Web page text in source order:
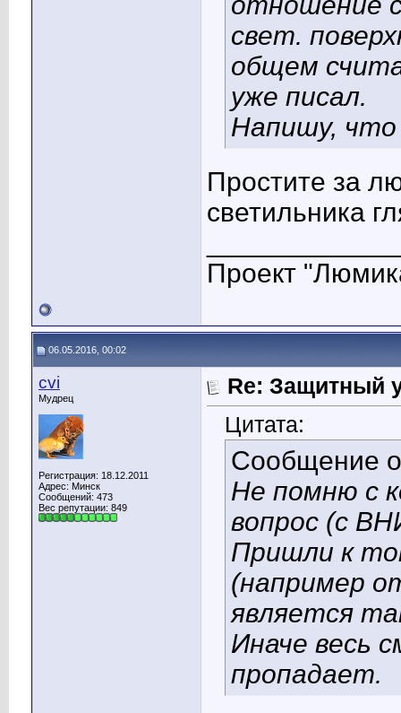
свет.
общем
уже писал.
Напишу,
Простите за
светильника
Проект
06.05.2016, 00:02
cvi
Мудрец
Регистрация: 18.12.2011
Адрес: Минск
Сообщений: 473
Вес репутации: 849
Re: Защитный
Цитата:
Сообщение
Не помню с
вопрос (с
Пришли к
(например
является
Иначе весь
пропадает.